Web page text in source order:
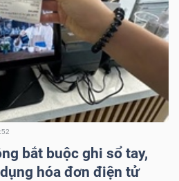
bắt buộc ghi sổ tay,
hóa đơn điện tử